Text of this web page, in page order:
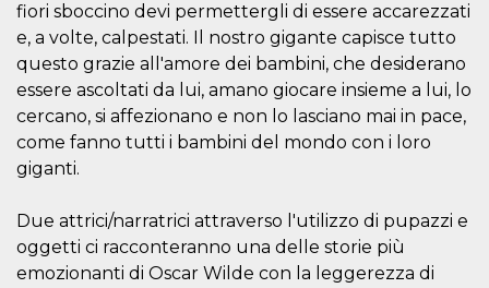
fiori sboccino devi permettergli di essere accarezzati
e, a volte, calpestati. Il nostro gigante capisce tutto
questo grazie all'amore dei bambini, che desiderano
essere ascoltati da lui, amano giocare insieme a lui, lo
cercano, si affezionano e non lo lasciano mai in pace,
come fanno tutti i bambini del mondo con i loro
giganti.
Due attrici/narratrici attraverso l'utilizzo di pupazzi e
oggetti ci racconteranno una delle storie più
emozionanti di Oscar Wilde con la leggerezza di
usuario.
Normalmente es
un número
generado al
que se usa
puede ser
específico del
sitio, pero un
buen ejemplo es
un usuario entre
páginas.
Stripe
m.stripe.com
utiliza